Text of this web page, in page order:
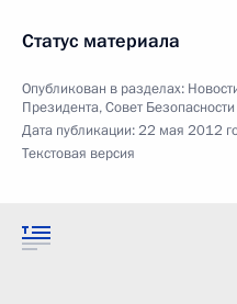
Статус материала
Опубликован в разделах:
Президента,Совет Безопасности
Дата публикации:22 мая 2012
Текстовая версия